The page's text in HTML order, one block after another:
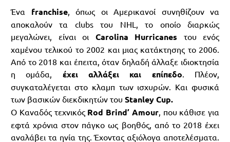
Ένα franchise, όπως οι Αμερικανοί συνηθίζουν να
αποκαλούν τα clubs του NHL, το οποίο διαρκώς
μεγαλώνει, είναι οι Carolina Hurricanes του ενός
χαμένου τελικού το 2002 και μιας κατάκτησης το 2006.
Από το 2018 και έπειτα, όταν δηλαδή άλλαξε ιδιοκτησία
η ομάδα, έχει αλλάξει και επίπεδο. Πλέον,
συγκαταλέγεται στο κλαμπ των ισχυρών. Και φυσικά
των βασικών διεκδικητών του Stanley Cup.
Ο Καναδός τεχνικός Rod Brind’ Amour, που κάθισε για
εφτά χρόνια στον πάγκο ως βοηθός, από το 2018 έχει
αναλάβει τα ηνία της. Έχοντας αξιόλογα αποτελέσματα.